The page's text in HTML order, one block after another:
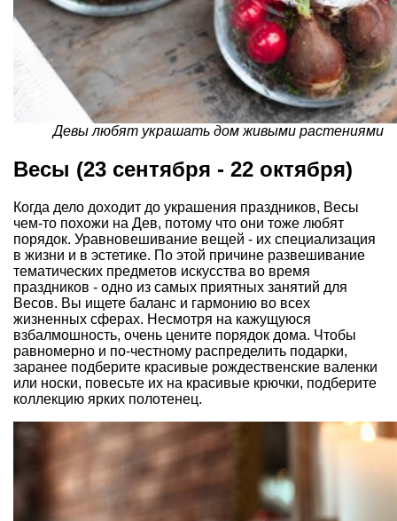
Девы любят украшать дом живыми растениями
Весы (23 сентября - 22 октября)
Когда дело доходит до украшения праздников, Весы
чем-то похожи на Дев, потому что они тоже любят
порядок. Уравновешивание вещей - их специализация
в жизни и в эстетике. По этой причине развешивание
тематических предметов искусства во время
праздников - одно из самых приятных занятий для
Весов. Вы ищете баланс и гармонию во всех
жизненных сферах. Несмотря на кажущуюся
взбалмошность, очень цените порядок дома. Чтобы
равномерно и по-честному распределить подарки,
заранее подберите красивые рождественские валенки
или носки, повесьте их на красивые крючки, подберите
коллекцию ярких полотенец.